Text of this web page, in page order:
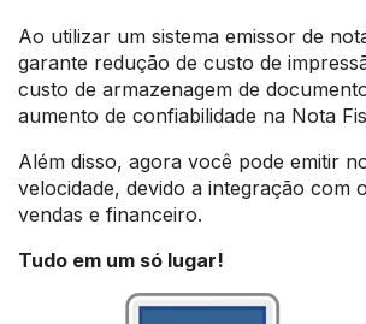
Ao utilizar um sistema emissor de
garante redução de custo de
custo de armazenagem de
aumento de confiabilidade na Nota
Além disso, agora você pode emitir
velocidade, devido a integração com
vendas e financeiro.
Tudo em um só lugar!